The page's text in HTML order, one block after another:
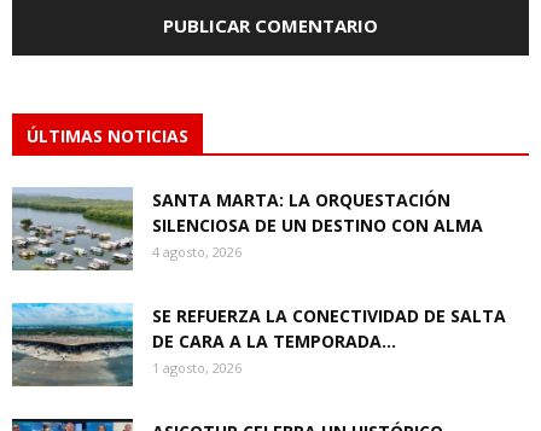
ÚLTIMAS NOTICIAS
SANTA MARTA: LA ORQUESTACIÓN
SILENCIOSA DE UN DESTINO CON ALMA
4 agosto, 2026
SE REFUERZA LA CONECTIVIDAD DE SALTA
DE CARA A LA TEMPORADA...
1 agosto, 2026